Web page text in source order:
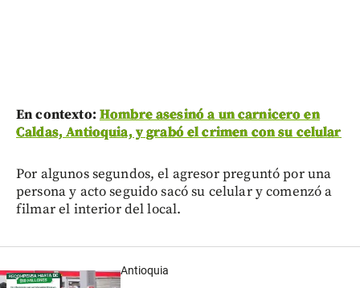
En contexto: Hombre asesinó a un carnicero en
Caldas, Antioquia, y grabó el crimen con su celular
Por algunos segundos, el agresor preguntó por una
persona y acto seguido sacó su celular y comenzó a
filmar el interior del local.
Antioquia